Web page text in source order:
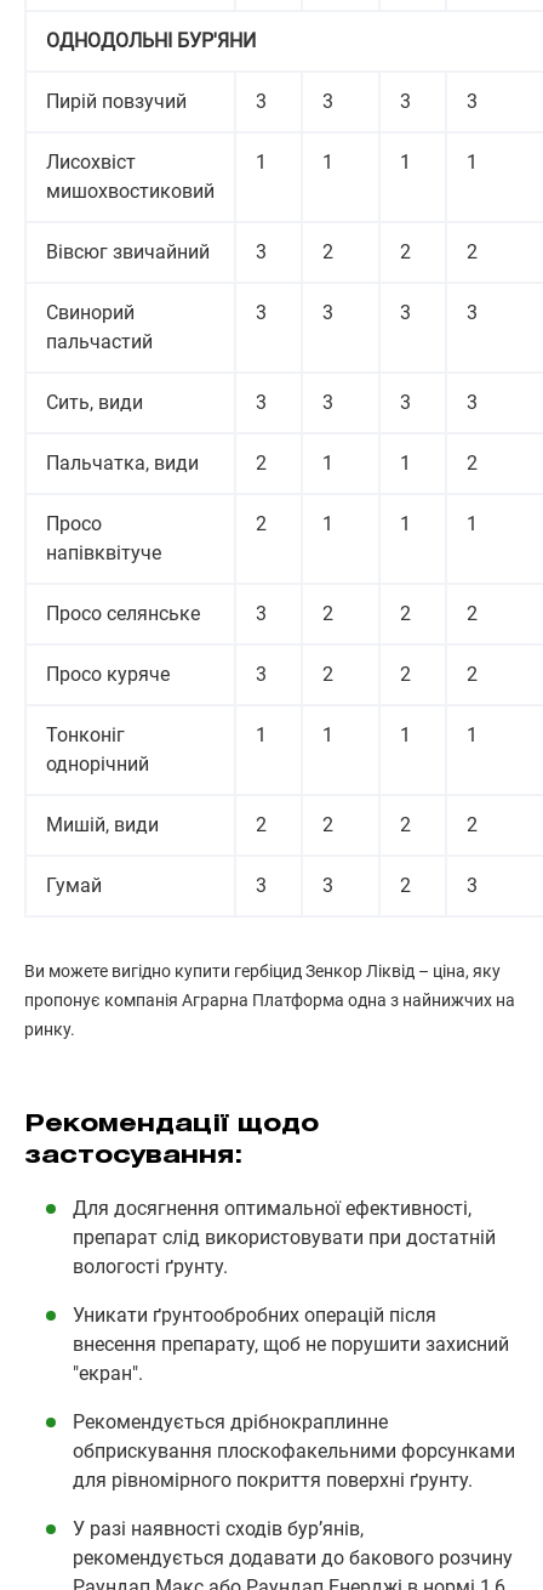
ОДНОДОЛЬНІ БУР'ЯНИ
Пирій повзучий 3 3 3 3
Лисохвіст
мишохвостиковий
1 1 1 1
Вівсюг звичайний 3 2 2 2
Свинорий
пальчастий
3 3 3 3
Сить, види 3 3 3 3
Пальчатка, види 2 1 1 2
Просо
напівквітуче
2 1 1 1
Просо селянське 3 2 2 2
Просо куряче 3 2 2 2
Тонконіг
однорічний
1 1 1 1
Мишій, види 2 2 2 2
Гумай 3 3 2 3
Ви можете вигідно купити гербіцид Зенкор Ліквід – ціна, яку
пропонує компанія Аграрна Платформа одна з найнижчих на
ринку.
Рекомендації щодо
застосування:
Для досягнення оптимальної ефективності,
препарат слід використовувати при достатній
вологості ґрунту.
Уникати ґрунтообробних операцій після
внесення препарату, щоб не порушити захисний
"екран".
Рекомендується дрібнокраплинне
обприскування плоскофакельними форсунками
для рівномірного покриття поверхні ґрунту.
У разі наявності сходів бур’янів,
рекомендується додавати до бакового розчину